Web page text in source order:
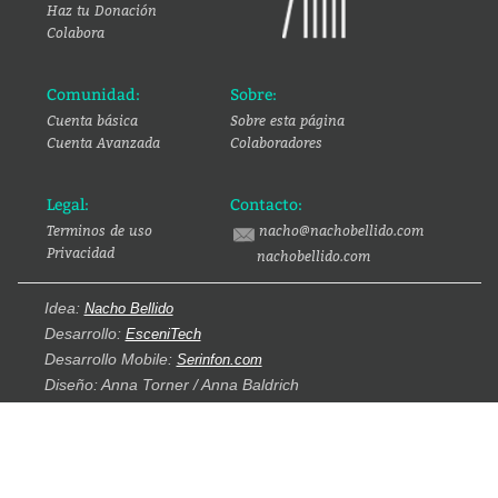
Haz tu Donación
Colabora
Comunidad:
Cuenta básica
Cuenta Avanzada
Sobre:
Sobre esta página
Colaboradores
Legal:
Terminos de uso
Privacidad
Contacto:
nacho@nachobellido.com
nachobellido.com
Idea: Nacho Bellido
Desarrollo: EsceniTech
Desarrollo Mobile: Serinfon.com
Diseño: Anna Torner / Anna Baldrich